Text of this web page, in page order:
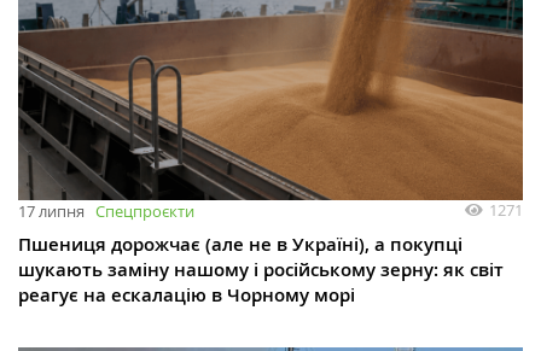
17 липня Спецпроєкти 1271
Пшениця дорожчає (але не в Україні), а покупці
шукають заміну нашому і російському зерну: як світ
реагує на ескалацію в Чорному морі